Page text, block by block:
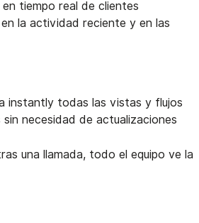
tiempo real de clientes
la actividad reciente y en las
instantly todas las vistas y flujos
necesidad de actualizaciones
una llamada, todo el equipo ve la